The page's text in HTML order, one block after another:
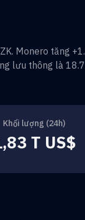
. Monero tăng
lưu thông là
Khối lượng (24h)
T US$